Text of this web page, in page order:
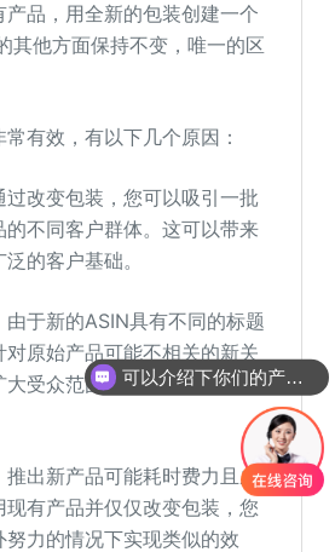
品，用全新的包装创建一个
其他方面保持不变，唯一的区
有效，有以下几个原因：
过改变包装，您可以吸引一批
不同客户群体。这可以带来
的客户基础。
于新的ASIN具有不同的标题
原始产品可能不相关的新关
受众范围，吸引更多的客
推出新产品可能耗时费力且成
有产品并仅仅改变包装，您
力的情况下实现类似的效
可以介绍下你们的产品么